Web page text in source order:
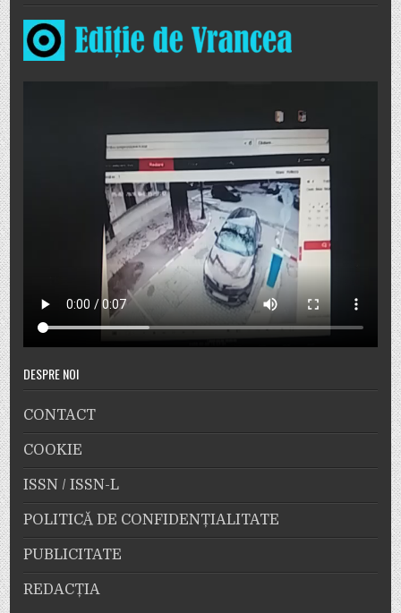
DESPRE NOI
CONTACT
COOKIE
ISSN / ISSN-L
POLITICĂ DE CONFIDENȚIALITATE
PUBLICITATE
REDACȚIA